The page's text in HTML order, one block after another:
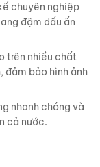
chuyên nghiệp
đậm dấu ấn
trên nhiều chất
đảm bảo hình ảnh
nhanh chóng và
cả nước.